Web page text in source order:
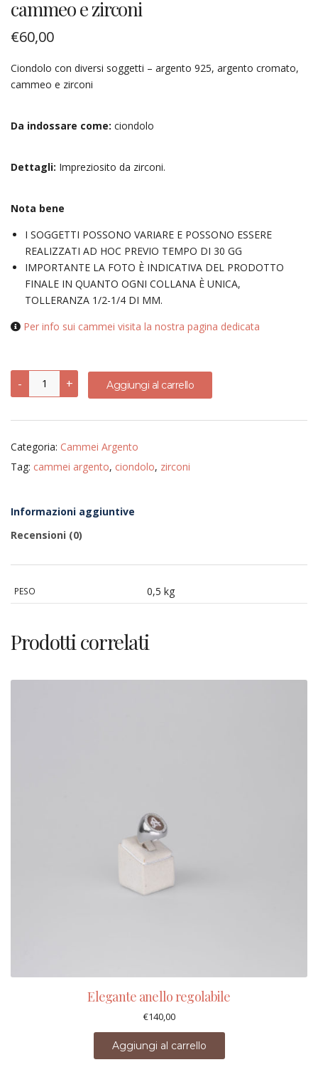
cammeo e zirconi
€60,00
Ciondolo con diversi soggetti – argento 925, argento cromato,
cammeo e zirconi
Da indossare come: ciondolo
Dettagli: Impreziosito da zirconi.
Nota bene
I SOGGETTI POSSONO VARIARE E POSSONO ESSERE
REALIZZATI AD HOC PREVIO TEMPO DI 30 GG
IMPORTANTE LA FOTO È INDICATIVA DEL PRODOTTO
FINALE IN QUANTO OGNI COLLANA È UNICA,
TOLLERANZA 1/2-1/4 DI MM.
Per info sui cammei visita la nostra pagina dedicata
-
Ciondolo
con
diversi
-
925,
cromato,
zirconi
+ Aggiungi al carrello
Categoria: Cammei Argento
Tag: cammei argento, ciondolo, zirconi
Informazioni aggiuntive
Recensioni (0)
PESO 0,5 kg
Prodotti correlati
Elegante anello regolabile
€140,00
Aggiungi al carrello